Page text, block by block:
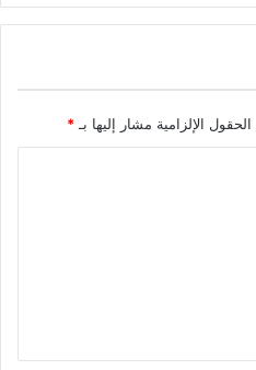
الحقول الإلزامية مشار إليها بـ *